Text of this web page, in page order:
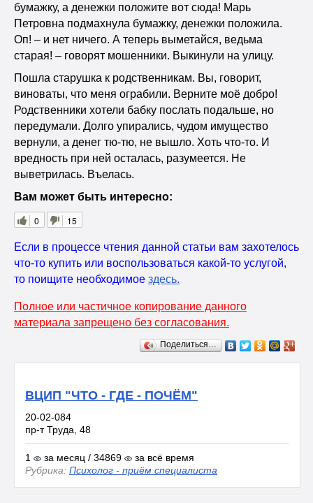
бумажку, а денежки положите вот сюда! Марь
Петровна подмахнула бумажку, денежки положила.
Оп! – и нет ничего. А теперь выметайся, ведьма
старая! – говорят мошенники. Выкинули на улицу.
Пошла старушка к родственникам. Вы, говорит,
виноваты, что меня ограбили. Верните моё добро!
Родственники хотели бабку послать подальше, но
передумали. Долго упирались, чудом имущество
вернули, а денег тю-тю, не вышло. Хоть что-то. И
вредность при ней осталась, разумеется. Не
выветрилась. Въелась.
Вам может быть интересно:
0
15
Если в процессе чтения данной статьи вам захотелось
что-то купить или воспользоваться какой-то услугой,
то поищите необходимое здесь.
Полное или частичное копирование данного
материала запрещено без согласования.
Поделиться…
ВЦИП "ЧТО - ГДЕ - ПОЧЁМ"
20-02-084
пр-т Труда, 48
1 за месяц / 34869
за всё время
Рубрика: Психолог - приём специалиста